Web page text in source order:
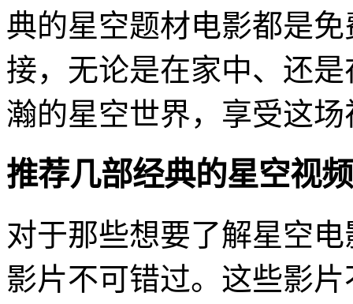
典的星空题材电影都是
接，无论是在家中、还
瀚的星空世界，享受这
推荐几部经典的星空视
对于那些想要了解星空
影片不可错过。这些影